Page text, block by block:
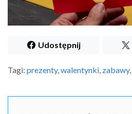
Udostępnij
Tagi: prezenty,walentynki, zabawy,